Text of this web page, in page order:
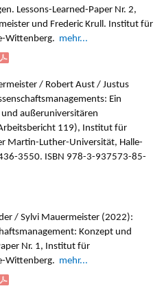
Lessons-Learned-Paper Nr. 2,
und Frederic Krull. Institut für
Wittenberg. mehr...
/ Robert Aust / Justus
Ein
und außeruniversitären
119), Institut für
Martin-Luther-Universität, Halle-
3550. ISBN 978-3-937573-85-
/ Sylvi Mauermeister (2022):
Konzept und
Nr. 1, Institut für
Wittenberg. mehr...